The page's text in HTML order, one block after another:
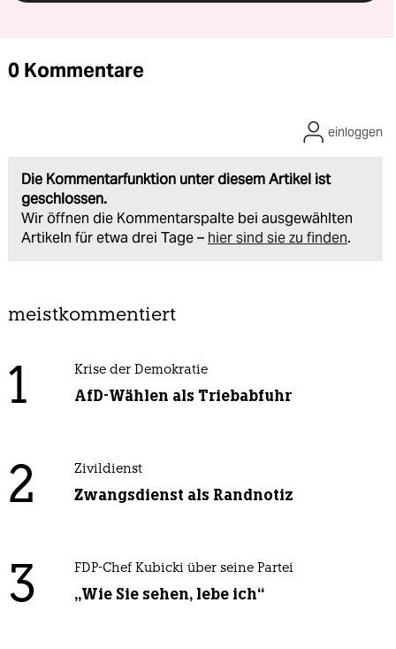
0 Kommentare
Die Kommentarfunktion unter diesem Artikel ist
geschlossen.
Wir öffnen die Kommentarspalte bei ausgewählten
Artikeln für etwa drei Tage – hier sind sie zu finden.
einloggen
meistkommentiert
1 Krise der Demokratie
AfD-Wählen als Triebabfuhr
2 Zivildienst
Zwangsdienst als Randnotiz
3 FDP-Chef Kubicki über seine Partei
„Wie Sie sehen, lebe ich“